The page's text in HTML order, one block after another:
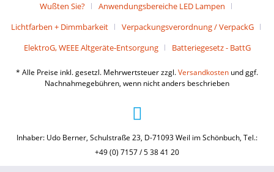
Wußten Sie?
Anwendungsbereiche LED Lampen
Lichtfarben + Dimmbarkeit
Verpackungsverordnung / VerpackG
ElektroG, WEEE Altgeräte-Entsorgung
Batteriegesetz - BattG
* Alle Preise inkl. gesetzl. Mehrwertsteuer zzgl.Versandkosten und ggf.
Nachnahmegebühren, wenn nicht anders beschrieben
Inhaber: Udo Berner, Schulstraße 23, D-71093 Weil im Schönbuch, Tel.:
+49 (0) 7157 / 5 38 41 20